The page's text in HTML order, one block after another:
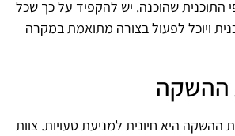
התוכנית שהוכנה. יש להקפיד על כך שכל
ויוכל לפעול בצורה מתואמת במקרה
ההשקה
היא חיונית למניעת טעויות. צוות